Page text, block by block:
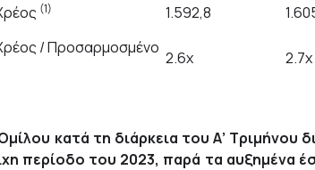
(1) 1.592,8
/ Προσαρμοσμένο
2.6x 2.7x
κατά τη διάρκεια του Α’ Τριμήνου
περίοδο του 2023, παρά τα αυξημένα